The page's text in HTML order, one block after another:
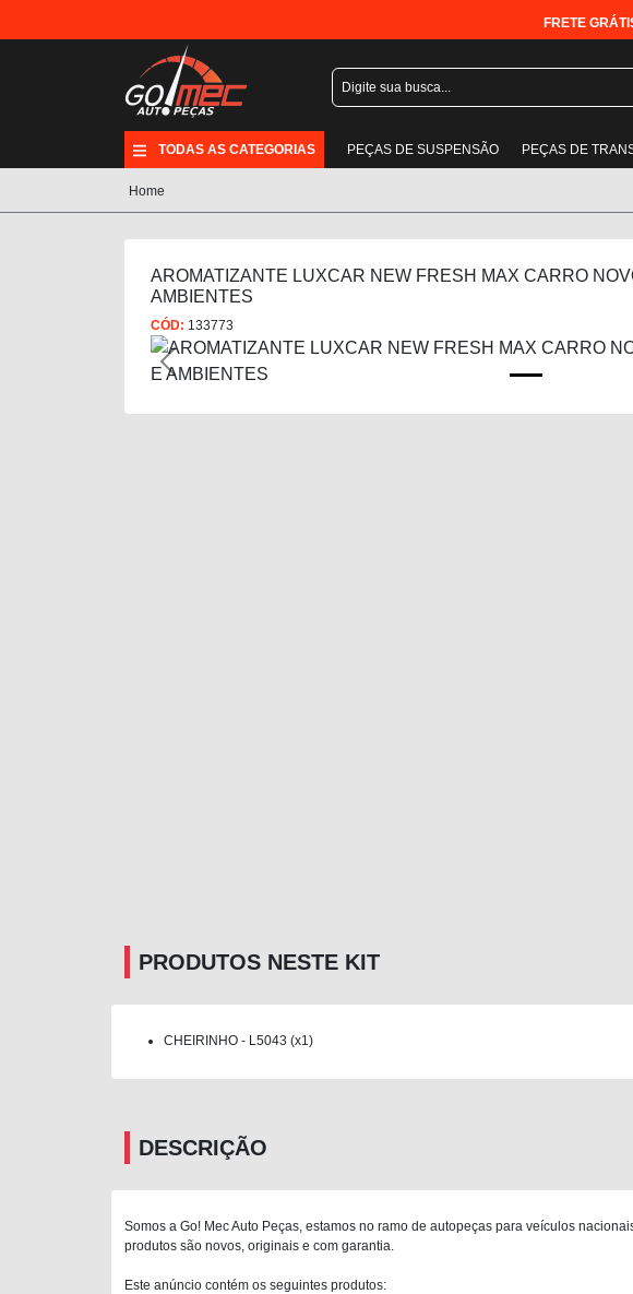
FRETE
TODAS AS CATEGORIAS PEÇAS DE SUSPENSÃO PEÇAS DE
Home
AROMATIZANTE LUXCAR NEW FRESH MAX CARRO
AMBIENTES
CÓD: 133773
Previous
PRODUTOS NESTE KIT
CHEIRINHO - L5043 (x1)
DESCRIÇÃO
Somos a Go! Mec Auto Peças, estamos no ramo de autopeças para veículos
produtos são novos, originais e com garantia.
Este anúncio contém os seguintes produtos: